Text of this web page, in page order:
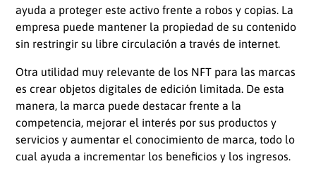
ayuda a proteger este activo frente a robos y copias. La
empresa puede mantener la propiedad de su contenido
sin restringir su libre circulación a través de internet.
Otra utilidad muy relevante de los NFT para las marcas
es crear objetos digitales de edición limitada. De esta
manera, la marca puede destacar frente a la
competencia, mejorar el interés por sus productos y
servicios y aumentar el conocimiento de marca, todo lo
cual ayuda a incrementar los beneficios y los ingresos.